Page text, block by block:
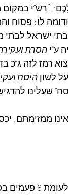
[רש”י
לו: פסוח
ישראל לבתי
ע”י הסרת
רמז לזה
לשון היסח
שעלינו
ממזימתם,